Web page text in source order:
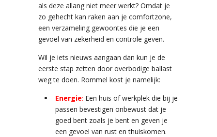
als deze allang niet meer werkt? Omdat je
zo gehecht kan raken aan je comfortzone,
een verzameling gewoontes die je een
gevoel van zekerheid en controle geven.
Wil je iets nieuws aangaan dan kun je de
eerste stap zetten door overbodige ballast
weg te doen. Rommel kost je namelijk:
Energie: Een huis of werkplek die bij je
passen bevestigen onbewust dat je
goed bent zoals je bent en geven je
een gevoel van rust en thuiskomen.